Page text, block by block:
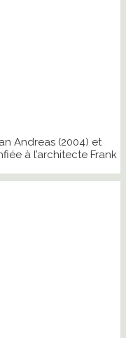
Andreas (2004) et
à l’architecte Frank